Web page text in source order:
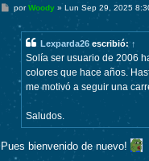
MporWoody» Lun Sep 29, 2025
Lexparda26escribió:↑
Solía ser usuario de 2006
colores que hace años.
me motivó a seguir una
Saludos.
Pues bienvenido de nuevo!